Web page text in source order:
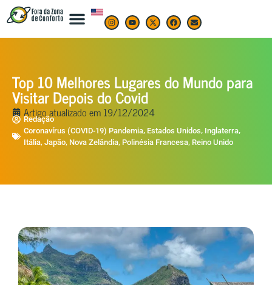
Top 10 Melhores Lugares do Mundo para
Visitar Depois do Covid
Artigo atualizado em19/12/2024
Redação
Coronavírus (COVID-19) Pandemia, Estados Unidos, Inglaterra,
Itália, Japão, Nova Zelândia, Polinésia Francesa, Reino Unido